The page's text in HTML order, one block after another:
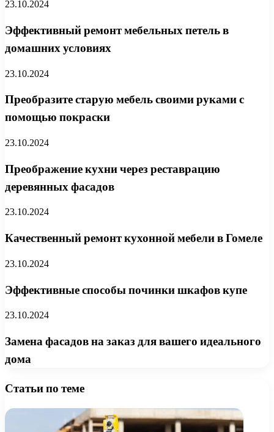
23.10.2024
Эффективный ремонт мебельных петель в
домашних условиях
23.10.2024
Преобразите старую мебель своими руками с
помощью покраски
23.10.2024
Преображение кухни через реставрацию
деревянных фасадов
23.10.2024
Качественный ремонт кухонной мебели в Гомеле
23.10.2024
Эффективные способы починки шкафов купе
23.10.2024
Замена фасадов на заказ для вашего идеального
дома
Статьи по теме